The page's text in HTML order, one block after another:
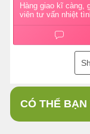
Hàng giao kĩ càng,
viên tư vấn nhiệt
CÓ THỂ BẠN